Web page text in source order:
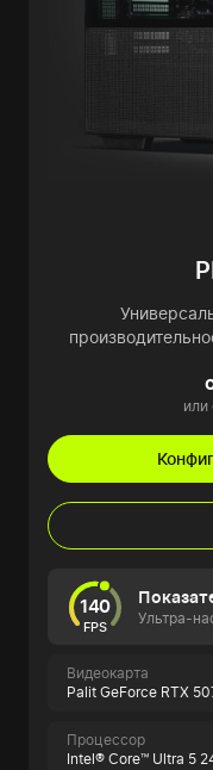
или
140
FPS Ультра-
Видеокарта
Palit GeForce RTX
Процессор
Intel® Core™ Ultra 5